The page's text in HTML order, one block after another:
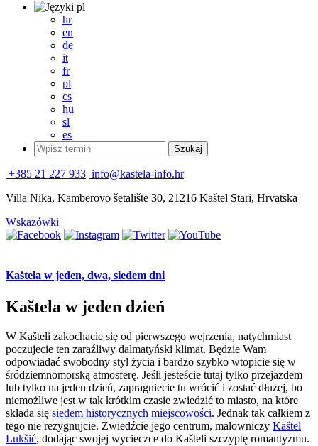
pl
hr
en
de
it
fr
pl
cs
hu
sl
es
+385 21 227 933 info@kastela-info.hr
Villa Nika, Kamberovo šetalište 30, 21216 Kaštel Stari, Hrvatska
Wskazówki
Kaštela w jeden, dwa, siedem dni
Kaštela w jeden dzień
W Kašteli zakochacie się od pierwszego wejrzenia, natychmiast
poczujecie ten zaraźliwy dalmatyński klimat. Będzie Wam
odpowiadać swobodny styl życia i bardzo szybko wtopicie się w
śródziemnomorską atmosferę. Jeśli jesteście tutaj tylko przejazdem
lub tylko na jeden dzień, zapragniecie tu wrócić i zostać dłużej, bo
niemożliwe jest w tak krótkim czasie zwiedzić to miasto, na które
składa się siedem historycznych miejscowości. Jednak tak całkiem z
tego nie rezygnujcie. Zwiedźcie jego centrum, malowniczy Kaštel
Lukšić, dodając swojej wycieczce do Kašteli szczyptę romantyzmu.